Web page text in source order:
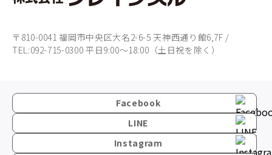
〒810-0041 福岡市中央区大名2-6-5 天神西通り館6,7F /
TEL:092-715-0300 平日9:00～18:00（土日祝を除く）
Facebook
LINE
Instagram